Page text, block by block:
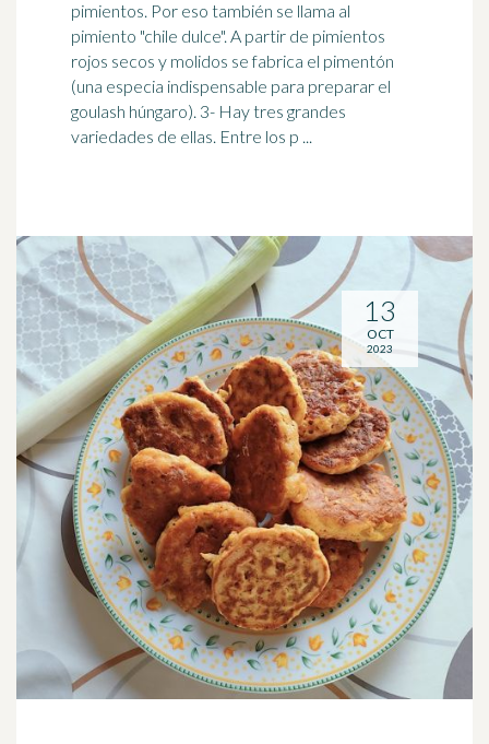
pimientos. Por eso también se llama al
pimiento "chile dulce". A partir de pimientos
rojos secos y molidos se fabrica el pimentón
(una especia indispensable para preparar el
goulash húngaro). 3- Hay tres grandes
variedades de ellas. Entre los p ...
13
OCT
2023